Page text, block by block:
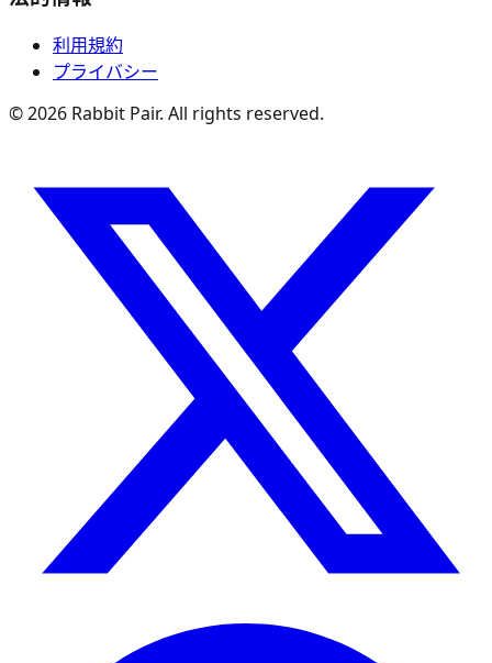
利用規約
プライバシー
©2026 Rabbit Pair. All rights reserved.